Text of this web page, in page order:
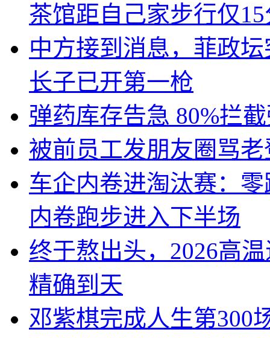
茶馆距自己家步行仅
中方接到消息，菲政
长子已开第一枪
弹药库存告急 80%拦
被前员工发朋友圈骂
车企内卷进淘汰赛：
内卷跑步进入下半场
终于熬出头，2026高
精确到天
邓紫棋完成人生第300